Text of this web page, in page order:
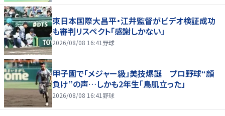
東日本国際大昌平・江井監督がビデオ検証成功
も審判リスペクト「感謝しかない」
2026/08/08 16:41 野球
甲子園で「メジャー級」美技爆誕 プロ野球“顔
負け”の声…しかも2年生「鳥肌立った」
2026/08/08 16:41 野球